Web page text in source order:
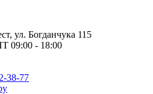
ул. Богданчука 115
09:00 - 18:00
38-77